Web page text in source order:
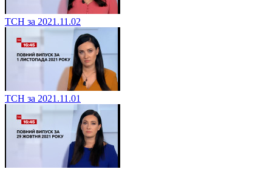
ТСН за 2021.11.02
ТСН за 2021.11.01